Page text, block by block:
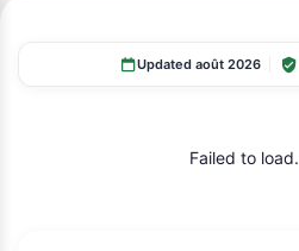
Updated août 2026
Failed to load.